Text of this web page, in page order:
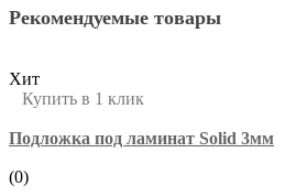
Рекомендуемые товары
Хит
Купить в 1 клик
Подложка под ламинат Solid 3мм
(0)